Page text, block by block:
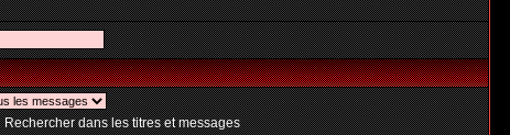
Rechercher dans les titres et messages